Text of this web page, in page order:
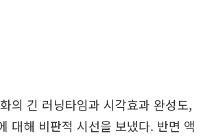
의 긴 러닝타임과 시각효과 완성도,
대해 비판적 시선을 보냈다. 반면 액